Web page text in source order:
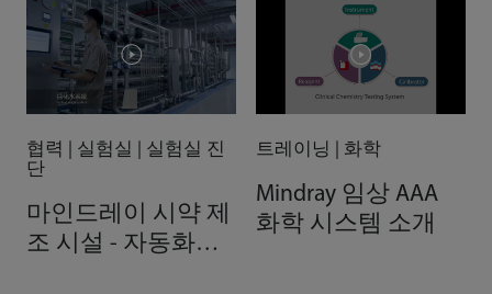
협력 | 실험실 | 실험실 진
단
마인드레이 시약 제
조 시설 - 자동화로
트레이닝 | 화학
Mindray 임상 AAA
화학 시스템 소개